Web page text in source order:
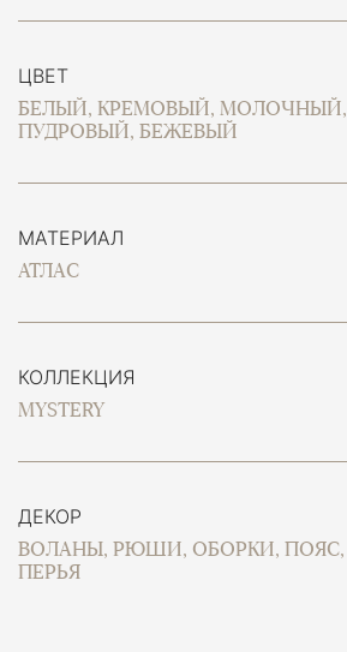
ЦВЕТ
БЕЛЫЙ, КРЕМОВЫЙ, МОЛОЧНЫЙ,
ПУДРОВЫЙ, БЕЖЕВЫЙ
МАТЕРИАЛ
АТЛАС
КОЛЛЕКЦИЯ
MYSTERY
ДЕКОР
ВОЛАНЫ, РЮШИ, ОБОРКИ, ПОЯС,
ПЕРЬЯ